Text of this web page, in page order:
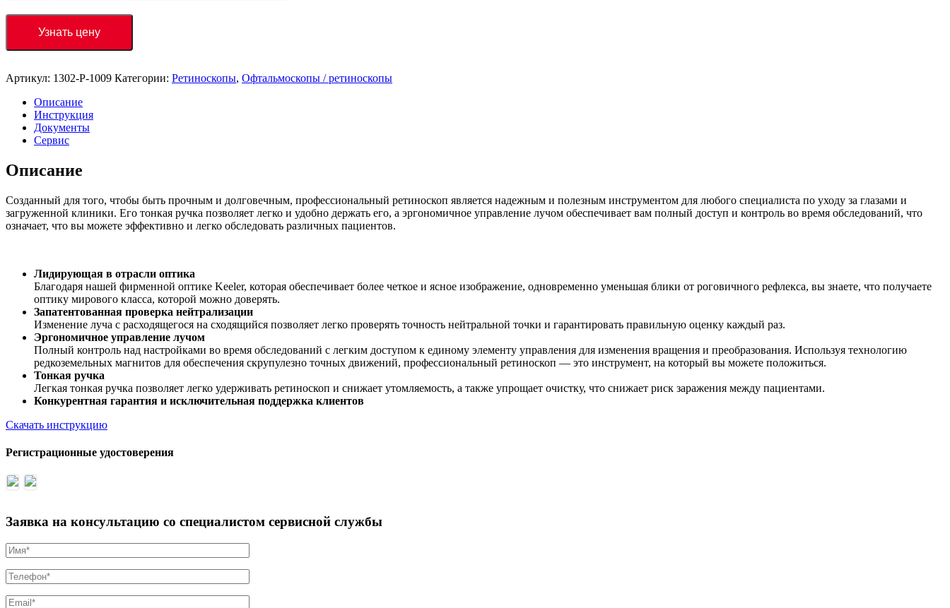
Узнать цену
Артикул: 1302-P-1009 Категории: Ретиноскопы, Офтальмоскопы / ретиноскопы
Описание
Инструкция
Документы
Сервис
Описание
Созданный для того, чтобы быть прочным и долговечным, профессиональный ретиноскоп является надежным и полезным инструментом для любого специалиста по уходу за глазами и
загруженной клиники. Его тонкая ручка позволяет легко и удобно держать его, а эргономичное управление лучом обеспечивает вам полный доступ и контроль во время обследований, что
означает, что вы можете эффективно и легко обследовать различных пациентов.
Лидирующая в отрасли оптика
Благодаря нашей фирменной оптике Keeler, которая обеспечивает более четкое и ясное изображение, одновременно уменьшая блики от роговичного рефлекса, вы знаете, что получаете
оптику мирового класса, которой можно доверять.
Запатентованная проверка нейтрализации
Изменение луча с расходящегося на сходящийся позволяет легко проверять точность нейтральной точки и гарантировать правильную оценку каждый раз.
Эргономичное управление лучом
Полный контроль над настройками во время обследований с легким доступом к единому элементу управления для изменения вращения и преобразования. Используя технологию
редкоземельных магнитов для обеспечения скрупулезно точных движений, профессиональный ретиноскоп — это инструмент, на который вы можете положиться.
Тонкая ручка
Легкая тонкая ручка позволяет легко удерживать ретиноскоп и снижает утомляемость, а также упрощает очистку, что снижает риск заражения между пациентами.
Конкурентная гарантия и исключительная поддержка клиентов
Скачать инструкцию
Регистрационные удостоверения
Заявка на консультацию со специалистом сервисной службы